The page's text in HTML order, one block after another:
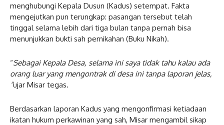
menghubungi Kepala Dusun (Kadus) setempat. Fakta
mengejutkan pun terungkap: pasangan tersebut telah
tinggal selama lebih dari tiga bulan tanpa pernah bisa
menunjukkan bukti sah pernikahan (Buku Nikah).
“Sebagai Kepala Desa, selama ini saya tidak tahu kalau ada
orang luar yang mengontrak di desa ini tanpa laporan jelas,
“ujar Misar tegas.
Berdasarkan laporan Kadus yang mengonfirmasi ketiadaan
ikatan hukum perkawinan yang sah, Misar mengambil sikap